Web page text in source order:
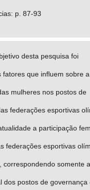
p. 87-93
desta pesquisa foi
fatores que influem sobre a
mulheres nos postos de
federações esportivas
a participação
federações esportivas
correspondendo somente
dos postos de governança